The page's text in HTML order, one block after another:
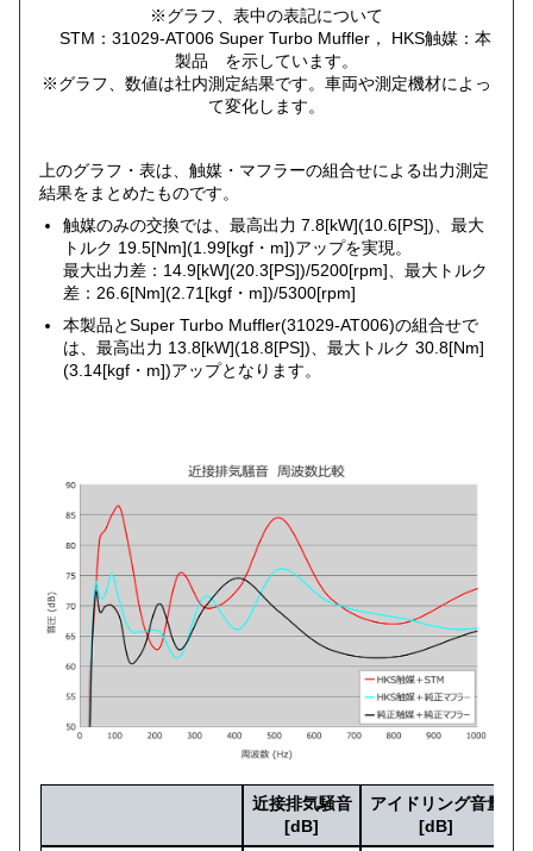
※グラフ、表中の表記について
STM：31029-AT006 Super Turbo Muffler， HKS触媒：本
製品 を示しています。
※グラフ、数値は社内測定結果です。車両や測定機材によっ
て変化します。
上のグラフ・表は、触媒・マフラーの組合せによる出力測定
結果をまとめたものです。
触媒のみの交換では、最高出力 7.8[kW](10.6[PS])、最大
トルク 19.5[Nm](1.99[kgf・m])アップを実現。
最大出力差：14.9[kW](20.3[PS])/5200[rpm]、最大トルク
差：26.6[Nm](2.71[kgf・m])/5300[rpm]
本製品とSuper Turbo Muffler(31029-AT006)の組合せで
は、最高出力 13.8[kW](18.8[PS])、最大トルク 30.8[Nm]
(3.14[kgf・m])アップとなります。
近接排気騒音
[dB]
アイドリング音量
[dB]